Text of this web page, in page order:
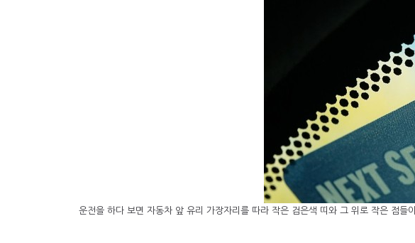
운전을 하다 보면 자동차 앞 유리 가장자리를 따라 작은 검은색 띠와 그 위로 작은 점